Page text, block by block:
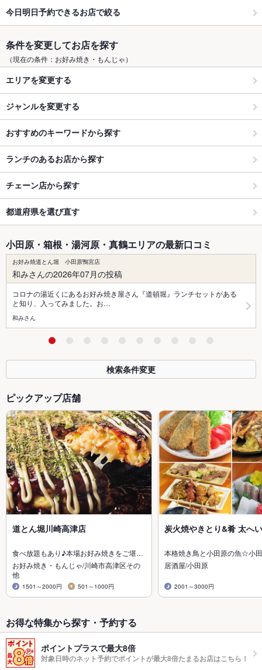
今日明日予約できるお店で絞る
条件を変更してお店を探す
（現在の条件：お好み焼き・もんじゃ）
エリアを変更する
ジャンルを変更する
おすすめのキーワードから探す
ランチのあるお店から探す
チェーン店から探す
都道府県を選び直す
小田原・箱根・湯河原・真鶴エリアの最新口コミ
お好み焼道とん堀 小田原鴨宮店
和みさんの2026年07月の投稿
コロナの湯近くにあるお好み焼き屋さん『道頓堀』ランチセットがある
と知り、入ってみました。お…
和みさん
検索条件変更
ピックアップ店舗
道とん堀川崎高津店
食べ放題もあり♪本場お好み焼きをご堪…
お好み焼き・もんじゃ/川崎市高津区その
他
1501～2000円 501～1000円
炭火焼やきとり&肴 太へい
本格焼き鳥と小田原の魚☆小
居酒屋/小田原
2001～3000円
お得な特集から探す・予約する
ポイントプラスで最大8倍
対象日時のネット予約でポイントが最大8倍たまるお店はこちら！